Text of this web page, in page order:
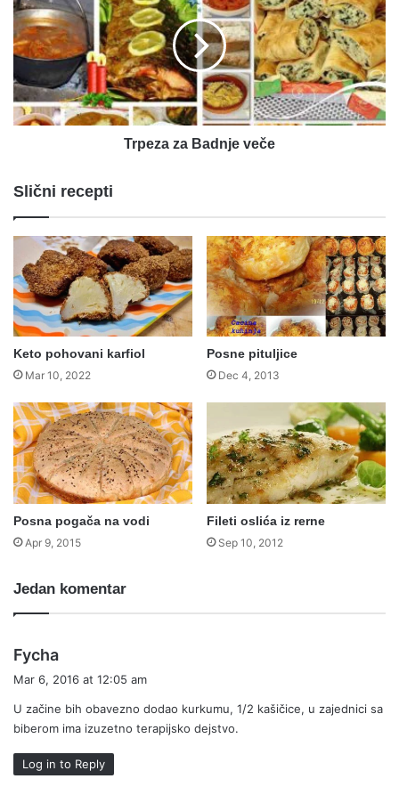
Badnje
veče
Trpeza za Badnje veče
Slični recepti
Keto pohovani karfiol
Mar 10, 2022
Posne pituljice
Dec 4, 2013
Posna pogača na vodi
Apr 9, 2015
Fileti oslića iz rerne
Sep 10, 2012
Jedan komentar
Fycha
s
Mar 6, 2016 at 12:05 am
U začine bih obavezno dodao kurkumu, 1/2 kašičice, u zajednici sa
biberom ima izuzetno terapijsko dejstvo.
Log in to Reply